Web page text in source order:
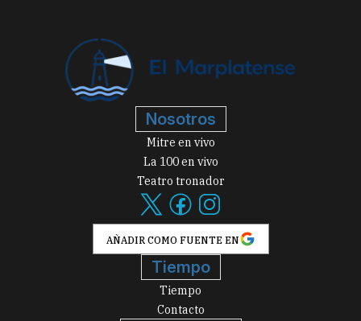
Nosotros
Mitre en vivo
La 100 en vivo
Teatro tronador
AÑADIR COMO FUENTE EN
Tiempo
Tiempo
Contacto